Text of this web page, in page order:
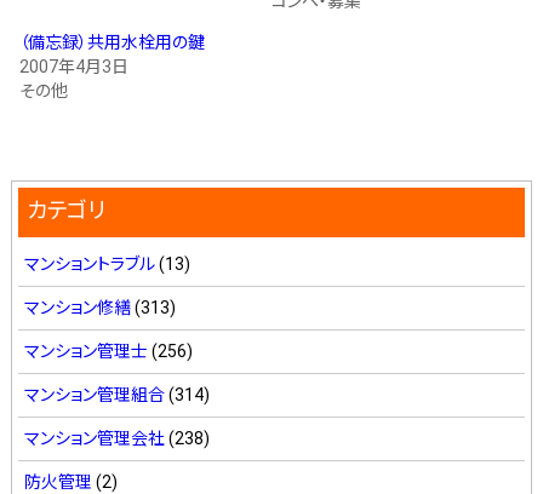
（備忘録）共用水栓用の鍵
2007年4月3日
その他
カテゴリ
マンショントラブル(13)
マンション修繕(313)
マンション管理士 (256)
マンション管理組合(314)
マンション管理会社 (238)
防火管理 (2)